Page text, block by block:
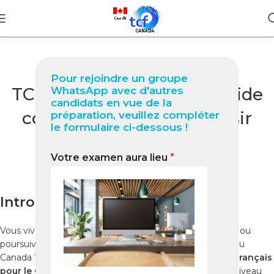
Pour rejoindre un groupe
WhatsApp avec d'autres
candidats en vue de la
préparation, veuillez compléter
le formulaire ci-dessous !
Votre examen aura lieu *
BLOG
TCF Québec à Ranchi : Guide
complet 2025 pour réussir
NabilOn décembre 12, 2025
Introduction
Vous vivez à Ranchiet souhaitezimmigrer au Québec
ou
poursuivre vos études dans une province francophone du
Canada ? Le
TCF Québec (Test de Connaissance du Français
pour le Québec)
est indispensable pour certifier votre niveau